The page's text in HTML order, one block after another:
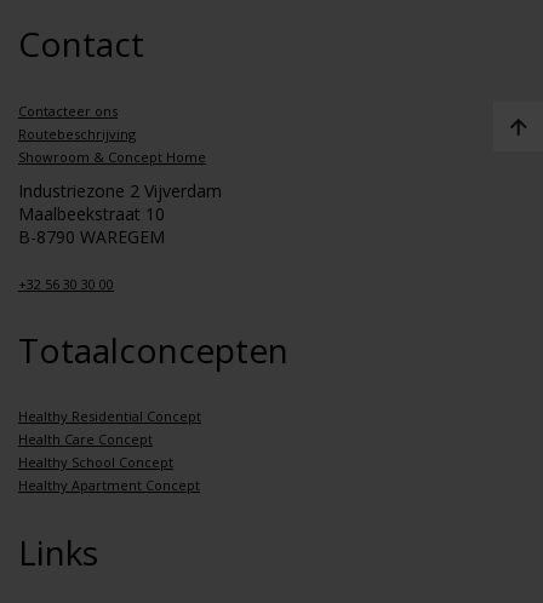
Contact
Contacteer ons
Routebeschrijving
Showroom & Concept Home
Industriezone 2 Vijverdam
Maalbeekstraat 10
B-8790 WAREGEM
+32 56 30 30 00
Totaalconcepten
Healthy Residential Concept
Health Care Concept
Healthy School Concept
Healthy Apartment Concept
Links